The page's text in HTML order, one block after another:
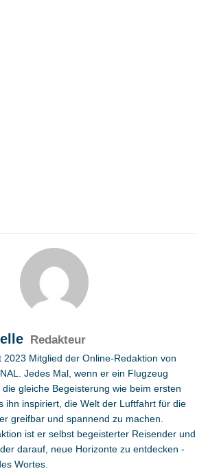
Redakteur
2023 Mitglied der Online-Redaktion von
Jedes Mal, wenn er ein Flugzeug
gleiche Begeisterung wie beim ersten
ihn inspiriert, die Welt der Luftfahrt für die
greifbar und spannend zu machen.
ist er selbst begeisterter Reisender und
darauf, neue Horizonte zu entdecken -
Wortes.